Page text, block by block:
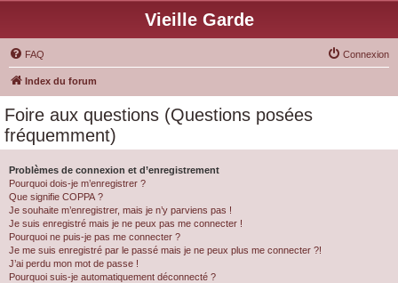
Vieille Garde
FAQ Connexion
Index du forum
Foire aux questions (Questions posées
fréquemment)
Problèmes de connexion et d’enregistrement
Pourquoi dois-je m’enregistrer ?
Que signifie COPPA ?
Je souhaite m’enregistrer, mais je n’y parviens pas !
Je suis enregistré mais je ne peux pas me connecter !
Pourquoi ne puis-je pas me connecter ?
Je me suis enregistré par le passé mais je ne peux plus me connecter ?!
J’ai perdu mon mot de passe !
Pourquoi suis-je automatiquement déconnecté ?